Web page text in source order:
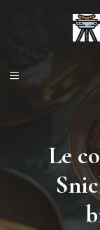
MENU
Le